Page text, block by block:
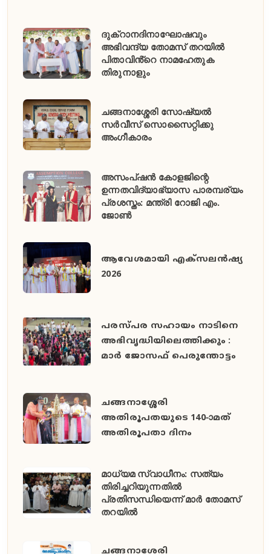
ദുക്റാനദിനാഘോഷവും
അഭിവന്ദ്യ തോമസ് തറയിൽ
പിതാവിൻ്റെ നാമഹേതുക
തിരുനാളും
ചങ്ങനാശ്ശേരി സോഷ്യൽ
സർവീസ് സൊസൈറ്റിക്കു
അംഗീകാരം
അസംപ്ഷൻ കോളജിന്റെ
ഉന്നതവിദ്യാഭ്യാസ പാരമ്പര്യം
പ്രശസ്തം: മന്ത്രി റോജി എം.
ജോൺ
ആവേശമായി എക്സലൻഷ്യ
2026
പരസ്പര സഹായം നാടിനെ
അഭിവൃദ്ധിയിലെത്തിക്കും :
മാർ ജോസഫ് പെരുന്തോട്ടം
ചങ്ങനാശ്ശേരി
അതിരൂപതയുടെ 140-ാമത്
അതിരൂപതാ ദിനം
മാധ്യമ സ്വാധീനം: സത്യം
തിരിച്ചറിയുന്നതിൽ
പ്രതിസന്ധിയെന്ന് മാർ തോമസ്
തറയിൽ
ചങ്ങനാശേരി